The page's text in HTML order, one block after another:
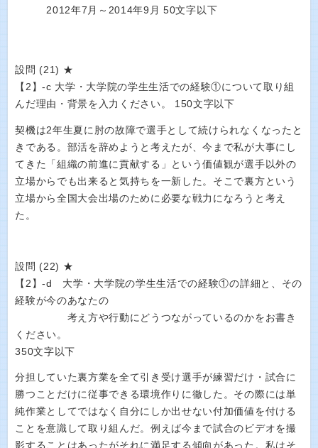
2012年7月～2014年9月 50文字以下
設問 (21) ★
【2】-c 大学・大学院の学生生活での経験①について取り組
んだ理由・背景を入力ください。 150文字以下
契機は2年生夏に肘の故障で選手として続けられなくなったと
きである。部活を辞めようと考えたが、今まで私が大事にし
てきた「組織の前進に貢献する」という価値観が選手以外の
立場からでも出来ると気持ちを一新した。そこで裏方という
立場から全国大会出場のために必要な戦力になろうと考え
た。
設問 (22) ★
【2】‐d 大学・大学院の学生生活での経験①の詳細と、その
経験が今のあなたの
考え方や行動にどうつながっているのかをお書き
ください。
350文字以下
分担していた裏方業を全て引き受け選手が練習だけ・試合に
勝つことだけに従事できる環境作りに徹した。その際には単
純作業としてではなく自分にしか出せない付加価値を付ける
ことを意識して取り組んだ。例えば今まで試合のビデオを撮
影することはあったがそれに満足する傾向があった。私はそ